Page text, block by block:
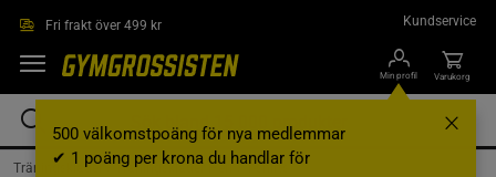
Fri frakt över 499 kr Kundservice
Min profil
500 välkomstpoäng för nya medlemmar
✔ 1 poäng per krona du handlar för
Varukorg
Träningskläder / Träningskläder Herr /T-shirts